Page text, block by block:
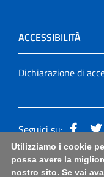
ACCESSIBILITÀ
Dichiarazione di
Seguici su:
Accessibilità: form
Utilizziamo i cookie
possa avere la
nostro sito. Se vai